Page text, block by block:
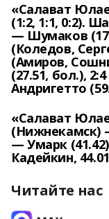
«Салават
(1:2, 1:1, 0:2).
— Шумаков
(Коледов,
(Амиров,
(27.51, бол.),
Андригетто
«Салават
(Нижнекамск)
— Умарк
Кадейкин,
Читайте нас